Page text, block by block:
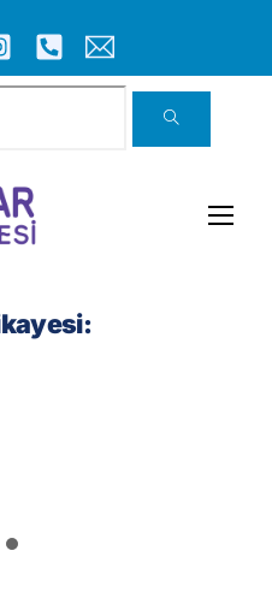
ICON
LABEL
ICON
LABEL